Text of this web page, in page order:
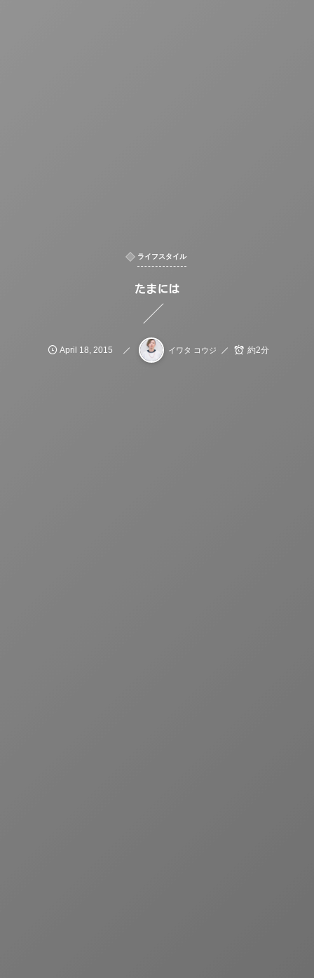
ライフスタイル
たまには
April 18 2015 イワタ コウジ 約2分